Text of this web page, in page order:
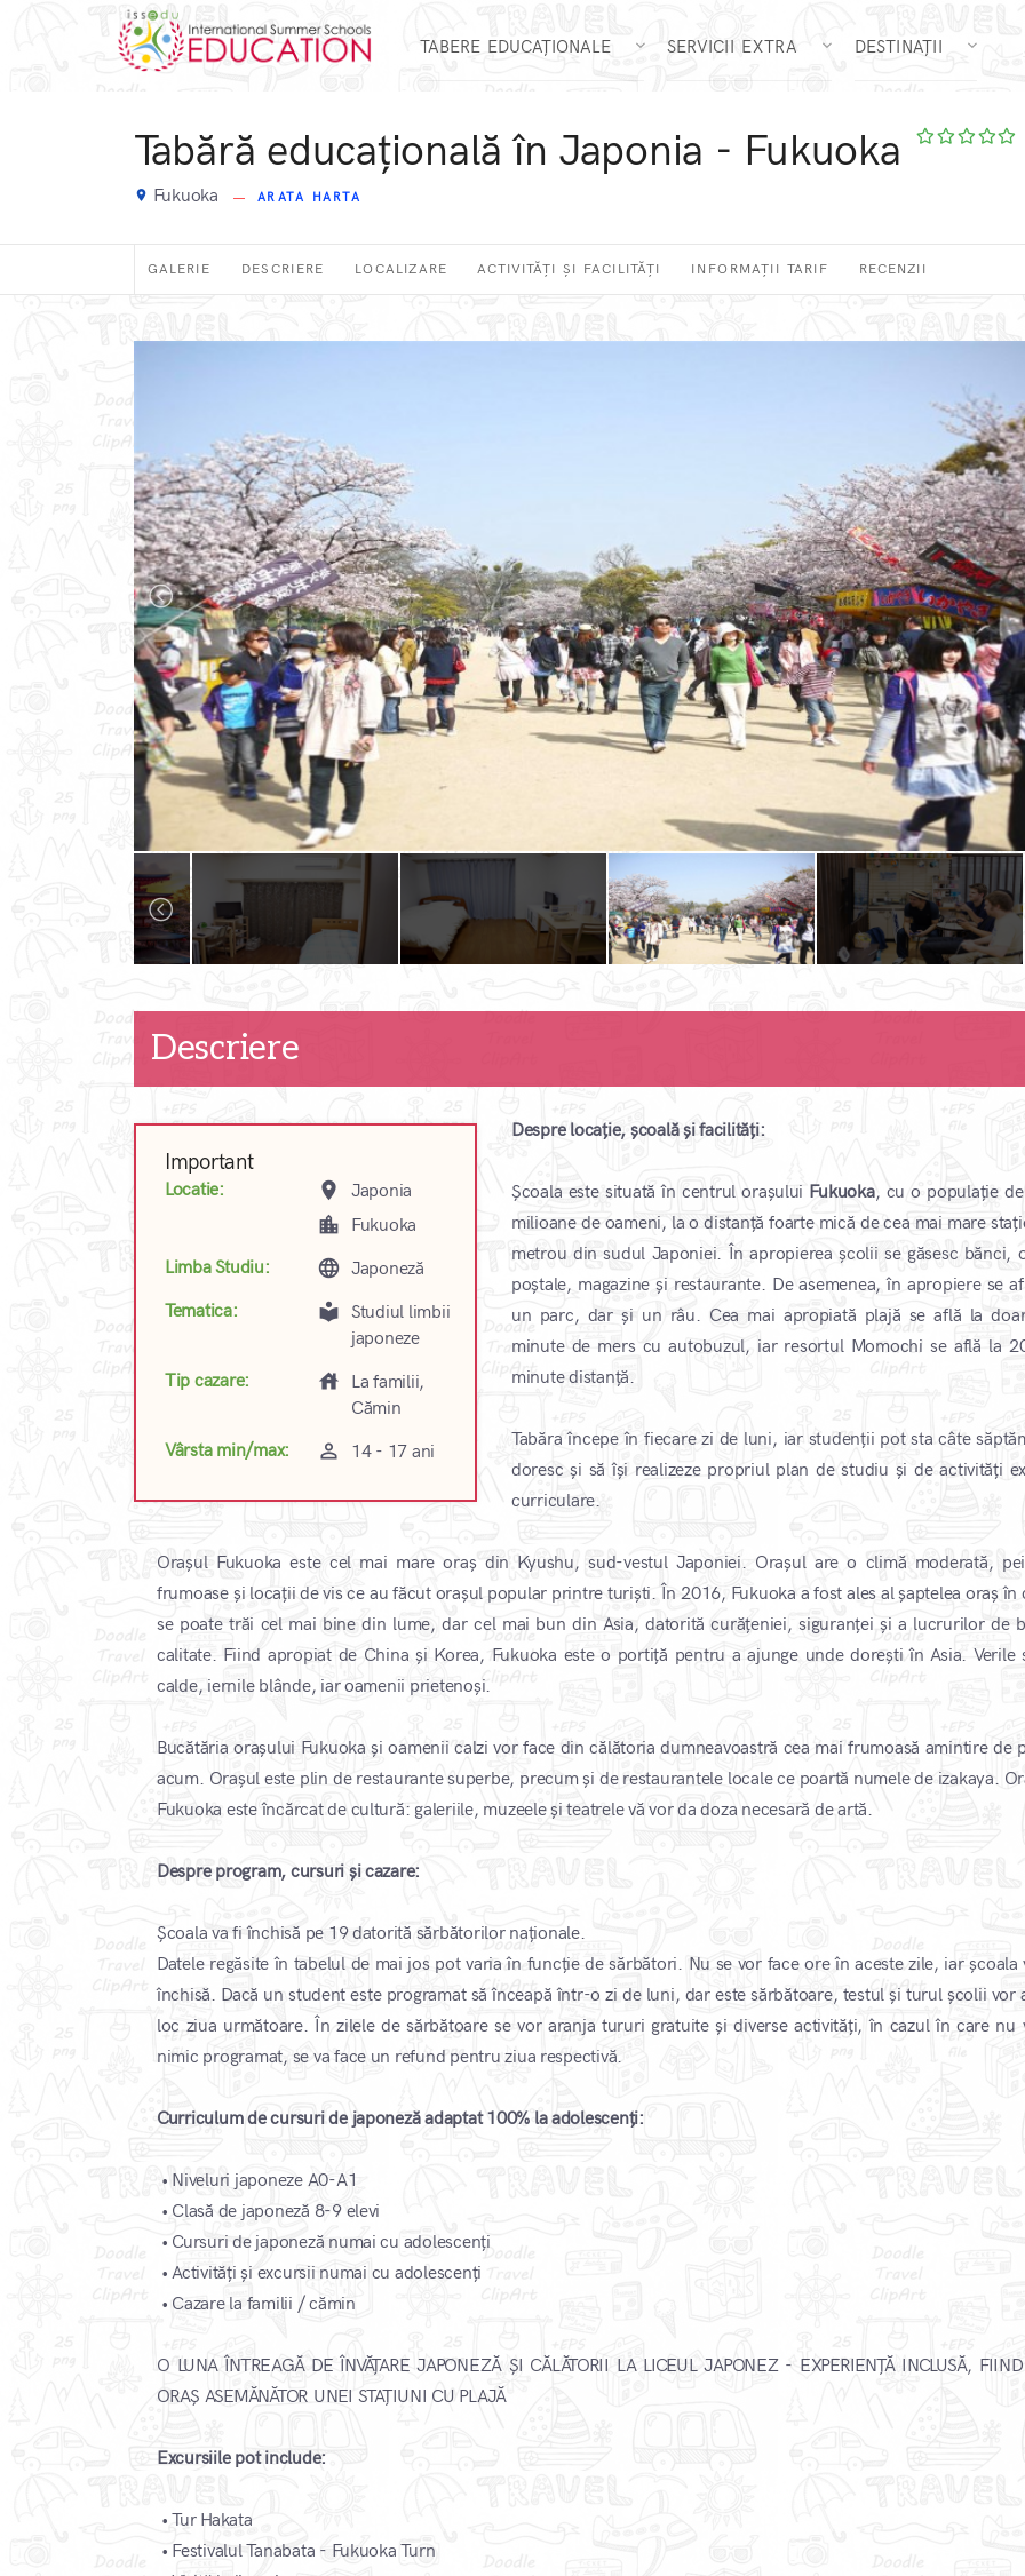
TABERE EDUCAȚIONALE SERVICII EXTRA DESTINAȚII
Tabără educațională în Japonia - Fukuoka
place Fukuoka ARATA HARTA
GALERIE DESCRIERE LOCALIZARE ACTIVITĂȚI ȘI FACILITĂȚI INFORMAȚII TARIF RECENZII
Descriere
Important
Locatie: place Japonia
location_city
Fukuoka
Limba Studiu:
language Japoneză
Tematica:
local_library Studiul limbii
japoneze
Tip cazare:
house
La familii,
Cămin
Vârsta min/max:
perm_identity 14 - 17 ani
Despre locație, școală și facilități:
Școala este situată în centrul orașului Fukuoka, cu o populație
milioane de oameni, la o distanță foarte mică de cea mai mare
metrou din sudul Japoniei. În apropierea școlii se găsesc bănci,
poștale, magazine și restaurante. De asemenea, în apropiere se
un parc, dar și un râu. Cea mai apropiată plajă se află la
minute de mers cu autobuzul, iar resortul Momochi se află la
minute distanță.
Tabăra începe în fiecare zi de luni, iar studenții pot sta câte
doresc și să își realizeze propriul plan de studiu și de activități
curriculare.
Orașul Fukuoka este cel mai mare oraș din Kyushu, sud-vestul Japoniei. Orașul are o climă moderată,
frumoase și locații de vis ce au făcut orașul popular printre turiști. În 2016, Fukuoka a fost ales al șaptelea oraș în
se poate trăi cel mai bine din lume, dar cel mai bun din Asia, datorită curățeniei, siguranței și a lucrurilor de
calitate. Fiind apropiat de China și Korea, Fukuoka este o portiță pentru a ajunge unde dorești în Asia. Verile
calde, iernile blânde, iar oamenii prietenoși.
Bucătăria orașului Fukuoka și oamenii calzi vor face din călătoria dumneavoastră cea mai frumoasă amintire de
acum. Orașul este plin de restaurante superbe, precum și de restaurantele locale ce poartă numele de izakaya.
Fukuoka este încărcat de cultură: galeriile, muzeele și teatrele vă vor da doza necesară de artă.
Despre program, cursuri și cazare:
​Școala va fi închisă pe 19 datorită sărbătorilor naționale.
Datele regăsite în tabelul de mai jos pot varia în funcție de sărbători. Nu se vor face ore în aceste zile, iar școala
închisă. Dacă un student este programat să înceapă într-o zi de luni, dar este sărbătoare, testul și turul școlii vor
loc ziua următoare. În zilele de sărbătoare se vor aranja tururi gratuite și diverse activități, în cazul în care nu
nimic programat, se va face un refund pentru ziua respectivă.
Curriculum de cursuri de japoneză adaptat 100% la adolescenți:
• Niveluri japoneze A0-A1
• Clasă de japoneză 8-9 elevi
• Cursuri de japoneză numai cu adolescenți
•Activități și excursii numai cu adolescenți
• Cazare la familii / cămin​
O LUNA ÎNTREAGĂ DE ÎNVĂȚARE JAPONEZĂ ȘI CĂLĂTORII LA LICEUL JAPONEZ - EXPERIENȚĂ INCLUSĂ,
ORAȘ ASEMĂNĂTOR UNEI STAȚIUNI CU PLAJĂ
Excursiile pot include:
•Tur Hakata
• Festivalul Tanabata - Fukuoka Turn